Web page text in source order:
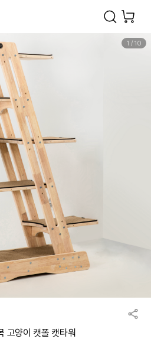
1 / 10
고양이 캣폴 캣타워